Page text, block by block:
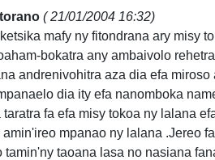
( 21/01/2004 16:32)
mafy ny fitondrana ary misy
bokatra any ambaivolo
andrenivohitra aza dia efa
dia ity efa nanomboka
taratra fa efa misy tokoa ny lalana
amin'ireo mpanao ny lalana .Jereo
tamin'ny taoana lasa no nasiana